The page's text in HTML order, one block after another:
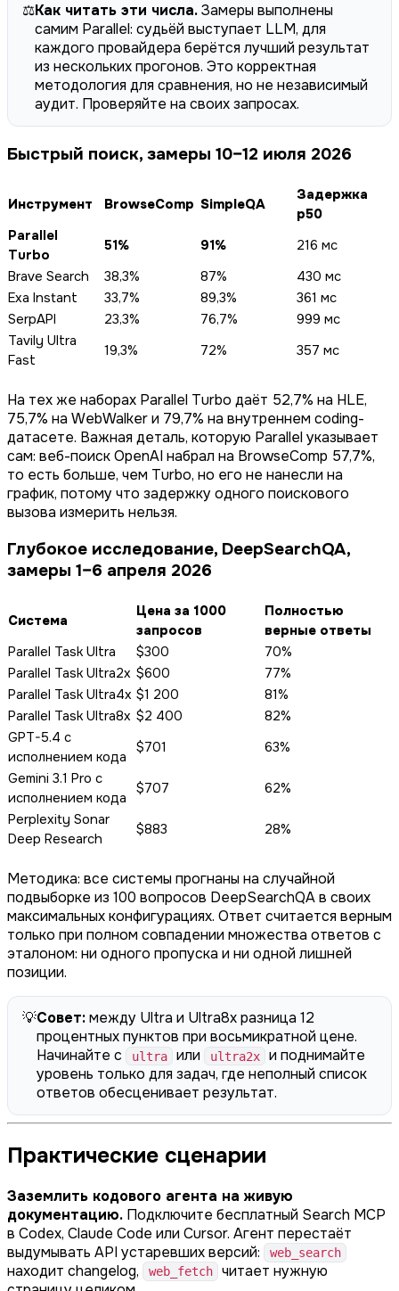
⚖️Как читать эти числа.Замеры выполнены
самим Parallel: судьёй выступает LLM, для
каждого провайдера берётся лучший результат
из нескольких прогонов. Это корректная
методология для сравнения, но не независимый
аудит. Проверяйте на своих запросах.
Быстрый поиск, замеры 10–12 июля 2026
Инструмент BrowseComp SimpleQA
Задержка
p50
Parallel
Turbo
51% 91%
216 мс
Brave Search
38,3% 87%
430 мс
Exa Instant
33,7% 89,3%
361 мс
SerpAPI
23,3% 76,7%
999 мс
Tavily Ultra
Fast
19,3% 72% 357 мс
На тех же наборах Parallel Turbo даёт 52,7% на HLE,
75,7% на WebWalker и 79,7% на внутреннем coding-
датасете. Важная деталь, которую Parallel указывает
сам: веб-поиск OpenAI набрал на BrowseComp 57,7%,
то есть больше, чем Turbo, но его не нанесли на
график, потому что задержку одного поискового
вызова измерить нельзя.
Глубокое исследование, DeepSearchQA,
замеры 1–6 апреля 2026
Система
Цена за 1000
запросов
Полностью
верные ответы
Parallel Task Ultra
$300
70%
Parallel Task Ultra2x $600
77%
Parallel Task Ultra4x $1 200
81%
Parallel Task Ultra8x $2 400
82%
GPT-5.4 с
исполнением кода
$701
63%
Gemini 3.1 Pro с
исполнением кода
$707
62%
Perplexity Sonar
Deep Research
$883 28%
Методика: все системы прогнаны на случайной
подвыборке из 100 вопросов DeepSearchQA в своих
максимальных конфигурациях. Ответ считается верным
только при полном совпадении множества ответов с
эталоном: ни одного пропуска и ни одной лишней
позиции.
💡Совет:между Ultra и Ultra8x разница 12
процентных пунктов при восьмикратной цене.
Начинайте с
ultra или ultra2x
и поднимайте
уровень только для задач, где неполный список
ответов обесценивает результат.
Практические сценарии
Заземлить кодового агента на живую
документацию. Подключите бесплатный Search MCP
в Codex, Claude Code или Cursor. Агент перестаёт
выдумывать API устаревших версий:
web_search
находит changelog, web_fetch
читает нужную